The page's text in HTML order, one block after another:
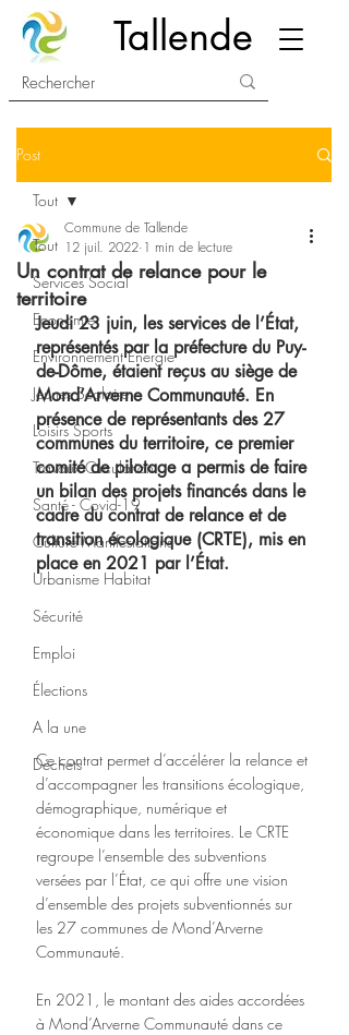
Tallende
Post
Tout
Services Social
Economie
Environnement Energie
Jeunes Scolaire
Loisirs Sports
Travaux Circulation
Santé - Covid-19
Culture Manifestations
Urbanisme Habitat
Sécurité
Emploi
Élections
A la une
Déchets
Tout
Un contrat de relance pour le
territoire
Commune de Tallende
12 juil. 2022 1 min de lecture
Jeudi 23 juin, les services de l’État,
représentés par la préfecture du Puy-
de-Dôme, étaient reçus au siège de
Mond’Arverne Communauté. En
présence de représentants des 27
communes du territoire, ce premier
comité de pilotage a permis de faire
un bilan des projets financés dans le
cadre du contrat de relance et de
transition écologique (CRTE), mis en
place en 2021 par l’État.
Ce contrat permet d’accélérer la relance et
d’accompagner les transitions écologique,
démographique, numérique et
économique dans les territoires. Le CRTE
regroupe l’ensemble des subventions
versées par l’État, ce qui offre une vision
d’ensemble des projets subventionnés sur
les 27 communes de Mond’Arverne
Communauté.
En 2021, le montant des aides accordées
à Mond’Arverne Communauté dans ce